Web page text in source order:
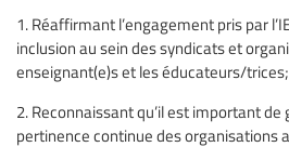
1. Réaffirmant l’engagement pris par
inclusion au sein des syndicats et
enseignant(e)s et les éducateurs/trices;
2. Reconnaissant qu’il est important
pertinence continue des organisations